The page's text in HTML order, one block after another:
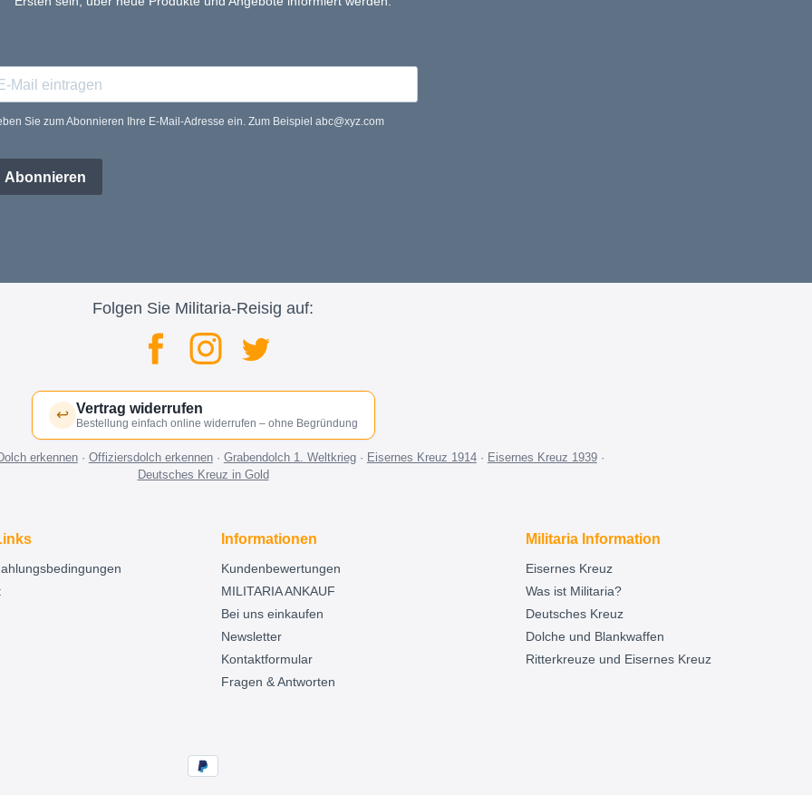
Sie zum Abonnieren Ihre E-Mail-Adresse ein. Zum Beispiel abc@xyz.com
Abonnieren
Folgen Sie Militaria-Reisig auf:
↩ Vertrag widerrufen
Bestellung einfach online widerrufen – ohne Begründung
erkennen· Offiziersdolch erkennen· Grabendolch 1. Weltkrieg· Eisernes Kreuz 1914· Eisernes Kreuz 1939·
Deutsches Kreuz in Gold
Informationen
Kundenbewertungen
MILITARIA ANKAUF
Bei uns einkaufen
Newsletter
Kontaktformular
Fragen & Antworten
Militaria Information
Eisernes Kreuz
Was ist Militaria?
Deutsches Kreuz
Dolche und Blankwaffen
Ritterkreuze und Eisernes Kreuz